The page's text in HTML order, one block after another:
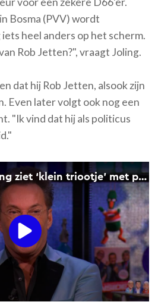
Bosma (PVV) wordt
heel anders op het scherm.
Rob Jetten?", vraagt Joling.
dat hij Rob Jetten, alsook zijn
Even later volgt ook nog een
"Ik vind dat hij als politicus